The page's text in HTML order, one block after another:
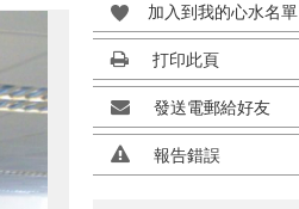
加入到我的心水名單
打印此頁
發送電郵給好友
報告錯誤